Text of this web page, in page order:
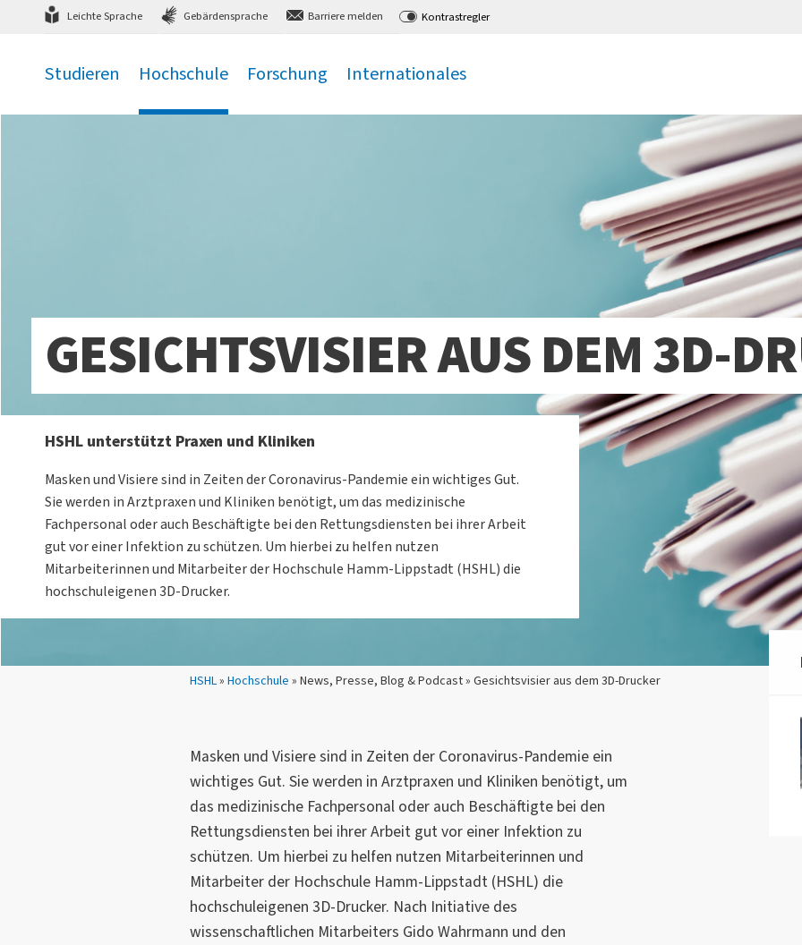
zum Hauptmenü zum Inhalt,
Leichte Sprache Gebärdensprache Barriere melden Kontrastregler
Studieren Hochschule Forschung Internationales
Sie sind hier:
HSHL» Hochschule » News, Presse, Blog & Podcast » Gesichtsvisier aus dem 3D-Drucker
GESICHTSVISIER AUS DEM 3D-
HSHL unterstützt Praxen und Kliniken
Masken und Visiere sind in Zeiten der Coronavirus-Pandemie ein wichtiges Gut.
Sie werden in Arztpraxen und Kliniken benötigt, um das medizinische
Fachpersonal oder auch Beschäftigte bei den Rettungsdiensten bei ihrer Arbeit
gut vor einer Infektion zu schützen. Um hierbei zu helfen nutzen
Mitarbeiterinnen und Mitarbeiter der Hochschule Hamm-Lippstadt (HSHL) die
hochschuleigenen 3D-Drucker.
Masken und Visiere sind in Zeiten der Coronavirus-Pandemie ein
wichtiges Gut. Sie werden in Arztpraxen und Kliniken benötigt, um
das medizinische Fachpersonal oder auch Beschäftigte bei den
Rettungsdiensten bei ihrer Arbeit gut vor einer Infektion zu
schützen. Um hierbei zu helfen nutzen Mitarbeiterinnen und
Mitarbeiter der Hochschule Hamm-Lippstadt (HSHL) die
hochschuleigenen 3D-Drucker. Nach Initiative des
wissenschaftlichen Mitarbeiters Gido Wahrmann und den